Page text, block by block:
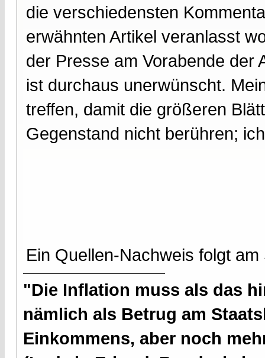
die verschiedensten
erwähnten Artikel veranlasst
der Presse am Vorabende der
ist durchaus unerwünscht.
treffen, damit die größeren
Gegenstand nicht berühren;
Ein Quellen-Nachweis folgt am
"Die Inflation muss als das
nämlich als Betrug am
Einkommens, aber noch